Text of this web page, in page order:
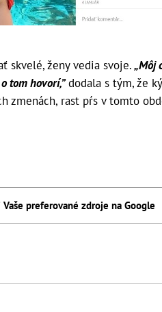
skvelé, ženy vedia svoje.„Môj
tom hovorí,”dodala s tým, že
zmenách, rast pŕs v tomto
preferované zdroje na Google